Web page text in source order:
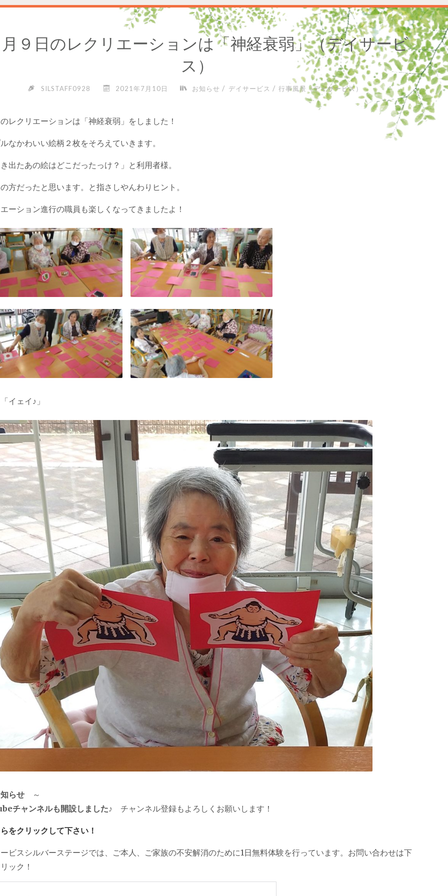
９日のレクリエーションは「神経衰弱」（デイサービ
ス）
SILSTAFF0928 2021年7月10日 お知らせ / デイサービス / 行事風景（デイサービス）
レクリエーションは「神経衰弱」をしました！
なかわいい絵柄２枚をそろえていきます。
出たあの絵はどこだったっけ？」と利用者様。
方だったと思います。と指さしやんわりヒント。
ーション進行の職員も楽しくなってきましたよ！
イェイ♪」
らせ～
チャンネルも開設しました♪ チャンネル登録もよろしくお願いします！
をクリックして下さい！
ビスシルバーステージでは、ご本人、ご家族の不安解消のために1日無料体験を行っています。お問い合わせは下
ック！